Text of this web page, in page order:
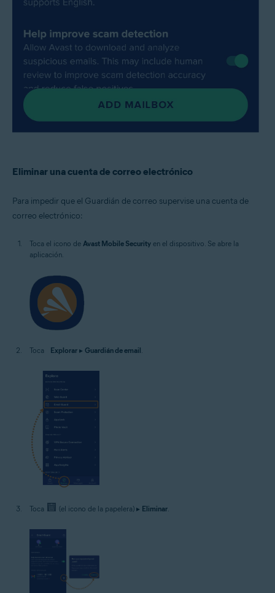
Eliminar una cuenta de correo electrónico
Para impedir que el Guardián de correo supervise una cuenta de
correo electrónico:
Toca el icono de Avast Mobile Security en el dispositivo. Se abre la
aplicación.
Toca Explorar ▸ Guardián de email
Toca (el icono de la papelera) ▸ Eliminar.